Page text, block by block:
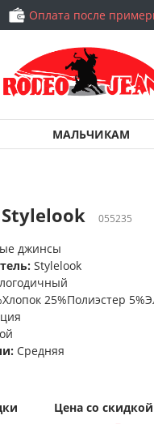
Оплата после
МАЛЬЧИКАМ
055235
джинсы
Stylelook
25%Полиэстер
Средняя
Цена со скидкой